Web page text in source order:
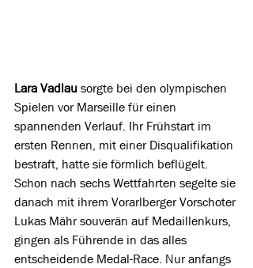
Lara Vadlau sorgte bei den olympischen
Spielen vor Marseille für einen
spannenden Verlauf. Ihr Frühstart im
ersten Rennen, mit einer Disqualifikation
bestraft, hatte sie förmlich beflügelt.
Schon nach sechs Wettfahrten segelte sie
danach mit ihrem Vorarlberger Vorschoter
Lukas Mähr souverän auf Medaillenkurs,
gingen als Führende in das alles
entscheidende Medal-Race. Nur anfangs